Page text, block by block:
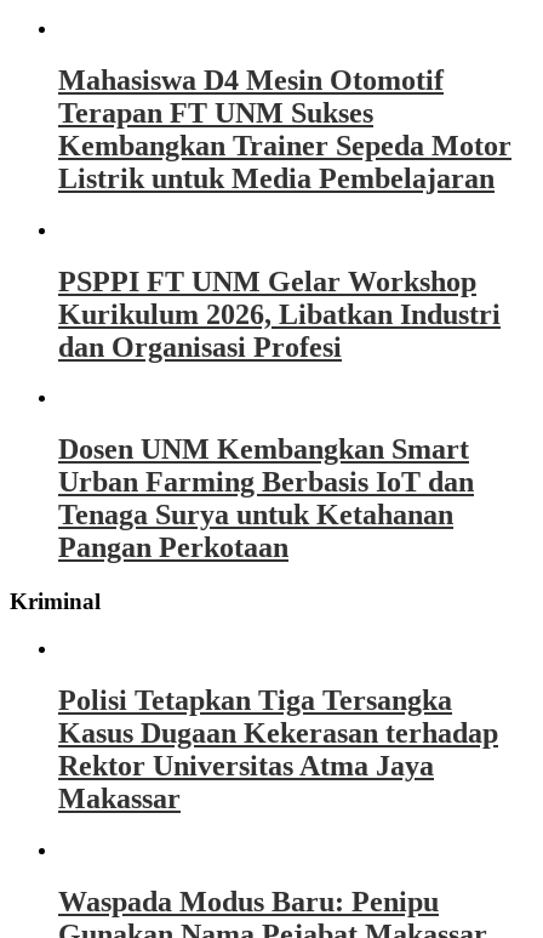
Mahasiswa D4 Mesin Otomotif
Terapan FT UNM Sukses
Kembangkan Trainer Sepeda Motor
Listrik untuk Media Pembelajaran
PSPPI FT UNM Gelar Workshop
Kurikulum 2026, Libatkan Industri
dan Organisasi Profesi
Dosen UNM Kembangkan Smart
Urban Farming Berbasis IoT dan
Tenaga Surya untuk Ketahanan
Pangan Perkotaan
Kriminal
Polisi Tetapkan Tiga Tersangka
Kasus Dugaan Kekerasan terhadap
Rektor Universitas Atma Jaya
Makassar
Waspada Modus Baru: Penipu